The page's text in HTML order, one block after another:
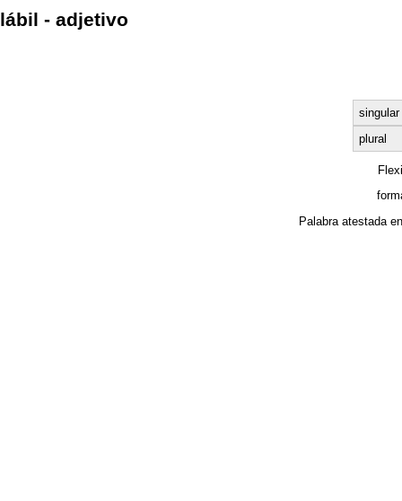
lábil - adjetivo
singular
plural
Palabra atestada